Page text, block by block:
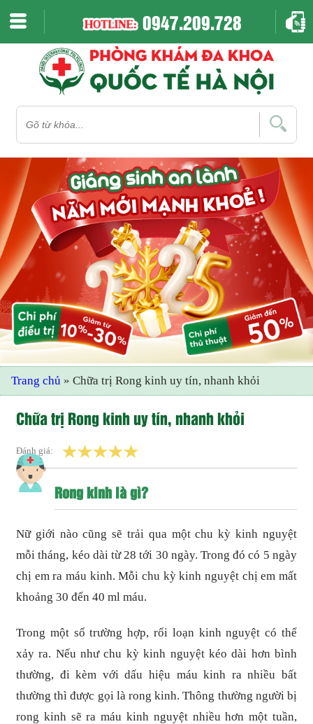
0947.209.728
Trang chủ »Chữa trị Rong kinh uy tín, nhanh khỏi
Chữa trị Rong kinh uy tín, nhanh khỏi
Đánh giá:
Rong kinh là gì?
Nữ giới nào cũng sẽ trải qua một chu kỳ kinh nguyệt
mỗi tháng, kéo dài từ 28 tới 30 ngày. Trong đó có 5 ngày
chị em ra máu kinh. Mỗi chu kỳ kinh nguyệt chị em mất
khoảng 30 đến 40 ml máu.
Trong một số trường hợp, rối loạn kinh nguyệt có thể
xảy ra. Nếu như chu kỳ kinh nguyệt kéo dài hơn bình
thường, đi kèm với dấu hiệu máu kinh ra nhiều bất
thường thì được gọi là rong kinh. Thông thường người bị
rong kinh sẽ ra máu kinh nguyệt nhiều hơn một tuần,